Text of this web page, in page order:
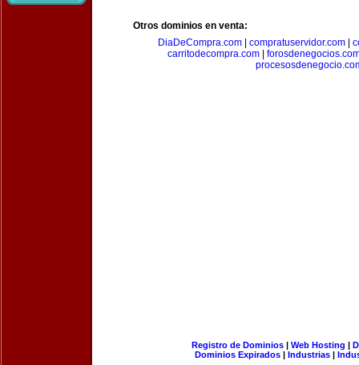
Otros dominios en venta:
DiaDeCompra.com| compratuservidor.com|
carritodecompra.com|
Registro de Dominios| Web Hosting |
Dominios Expirados | Industrias |